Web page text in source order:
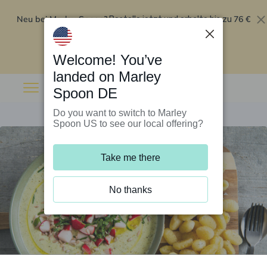
Neu bei Marley Spoon?Bestelle jetzt und erhalte bis zu 76 €
Rabatt auf deine ersten fünf Boxen
Welcome! You’ve
landed on Marley
Spoon DE
Do you want to switch to Marley
Spoon US to see our local offering?
Take me there
No thanks